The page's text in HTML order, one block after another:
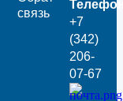
связь
+7
(342)
206-
07-67